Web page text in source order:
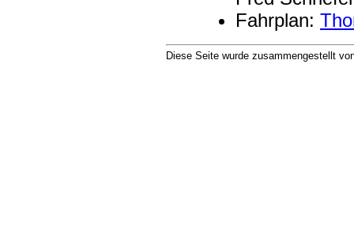
Fahrplan:
Diese Seite wurde zusammengestellt